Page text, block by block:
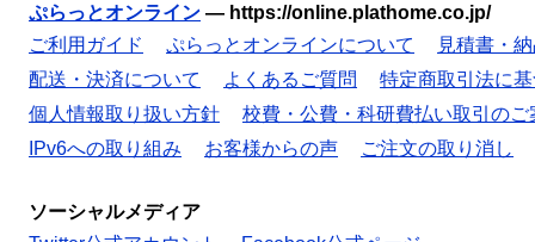
ぷらっとオンライン — https://online.plathome.co.jp/
ご利用ガイド
ぷらっとオンラインについて
見積書・
配送・決済について
よくあるご質問
特定商取引法に
個人情報取り扱い方針
校費・公費・科研費払い取引のご
IPv6への取り組み
お客様からの声 ご注文の取り消し
ソーシャルメディア